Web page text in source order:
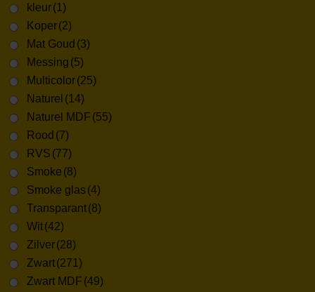
kleur(1)
Koper(2)
Mat Goud (3)
Messing (5)
Multicolor(25)
Naturel (14)
Naturel MDF (55)
Rood (7)
RVS (77)
Smoke (8)
Smoke glas (4)
Transparant(8)
Wit(42)
Zilver(28)
Zwart(271)
Zwart MDF (49)